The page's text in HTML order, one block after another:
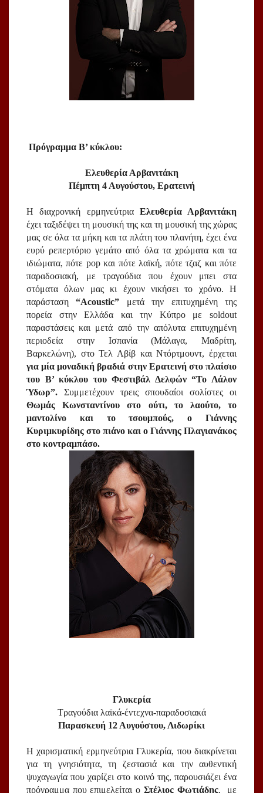
Πρόγραμμα Β’ κύκλου:
Ελευθερία Αρβανιτάκη
Πέμπτη 4 Αυγούστου, Ερατεινή
Η διαχρονική ερμηνεύτρια Ελευθερία Αρβανιτάκη
έχει ταξιδέψει τη μουσική της και τη μουσική της χώρας
μας σε όλα τα μήκη και τα πλάτη του πλανήτη, έχει ένα
ευρύ ρεπερτόριο γεμάτο από όλα τα χρώματα και τα
ιδιώματα, πότε pop και πότε λαϊκή, πότε τζαζ και πότε
παραδοσιακή, με τραγούδια που έχουν μπει στα
στόματα όλων μας κι έχουν νικήσει το χρόνο. Η
παράσταση “Acoustic” μετά την επιτυχημένη της
πορεία στην Ελλάδα και την Κύπρο με soldout
παραστάσεις και μετά από την απόλυτα επιτυχημένη
περιοδεία στην Ισπανία (Μάλαγα, Μαδρίτη,
για μία μοναδική βραδιά στην Ερατεινή στο πλαίσιο
του Β’ κύκλου του Φεστιβάλ Δελφών “Το Λάλον
Ύδωρ”.
Θωμάς Κωνσταντίνου στο ούτι, το λαούτο, το
μαντολίνο και το τσουμπούς, ο Γιάννης
Κυριμκυρίδης στο πιάνο και ο Γιάννης Πλαγιανάκος
στο κοντραμπάσο.
Γλυκερία
Τραγούδια λαϊκά-έντεχνα-παραδοσιακά
Παρασκευή 12 Αυγούστου, Λιδωρίκι
Η χαρισματική ερμηνεύτρια Γλυκερία, που διακρίνεται
για τη γνησιότητα, τη ζεστασιά και την αυθεντική
ψυχαγωγία που χαρίζει στο κοινό της, παρουσιάζει ένα
πρόγραμμα που επιμελείται ο Στέλιος Φωτιάδης,  με